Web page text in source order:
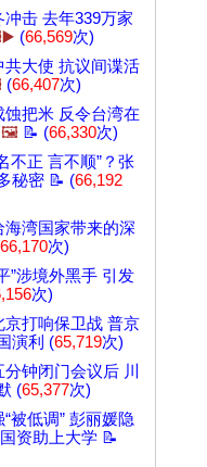
击 去年339万家
(66,569次)
共大使 抗议间谍活
(66,407次)
蚀把米 反令台湾在
🖼️ 📝 (66,330次)
不正 言不顺”？张
秘密 📝 (66,192
海湾国家带来的深
66,170次)
”涉境外黑手 引发
次)
京打响保卫战 普京
演利 (65,719次)
钟闭门会议后 川
(65,377次)
被低调” 彭丽媛隐
资助上大学 📝